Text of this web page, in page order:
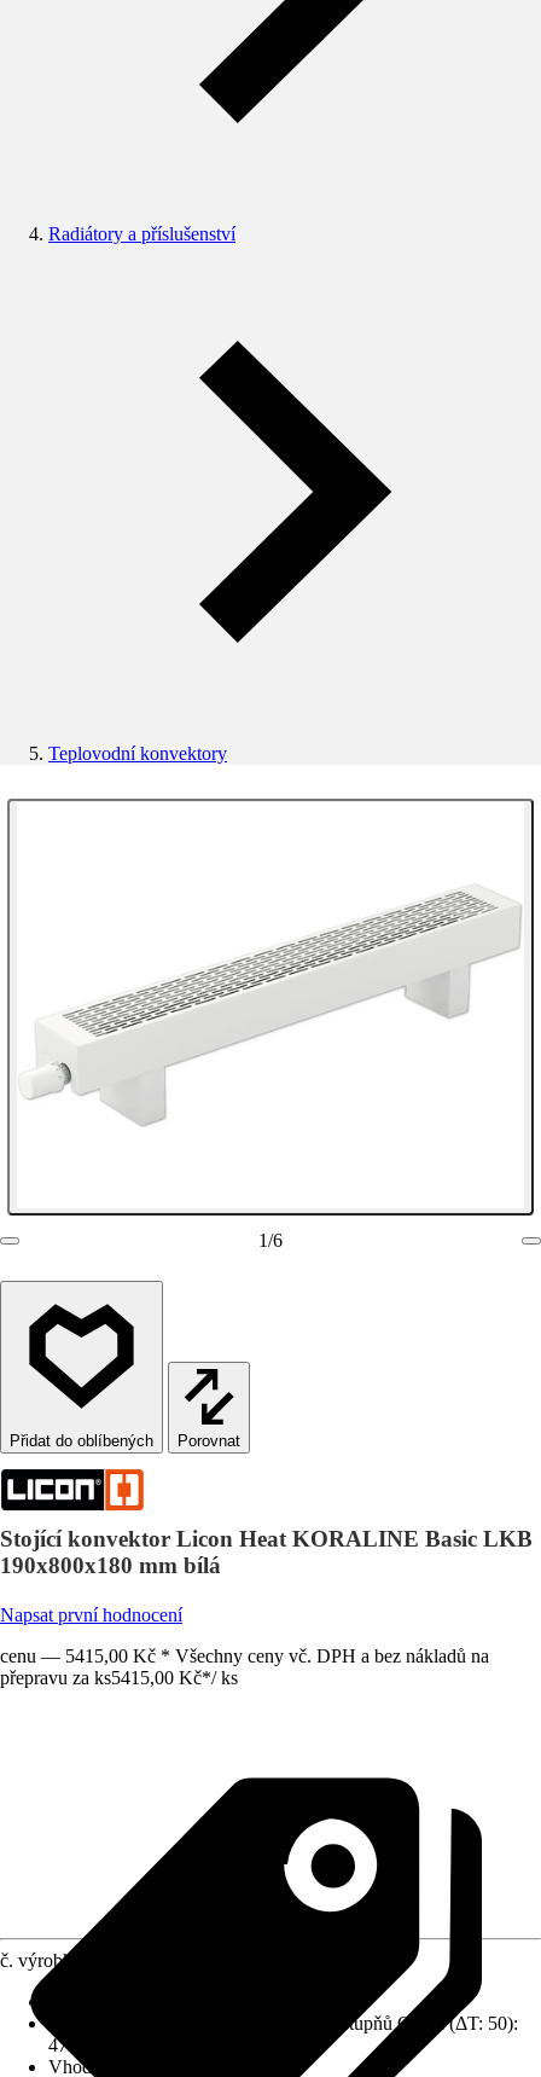
Radiátory a příslušenství
Teplovodní konvektory
1/6
Porovnat
Stojící konvektor Licon Heat KORALINE Basic LKB
190x800x180 mm bílá
Napsat první hodnocení
cenu — 5415,00 Kč * Všechny ceny vč. DPH a bez nákladů na
přepravu za ks5415,00 Kč*/ ks
č. výrobku
Tepelný výkon při přívodní teplotě 75 stupňů Celsia (ΔT: 50):
473 W
Vhodné pro